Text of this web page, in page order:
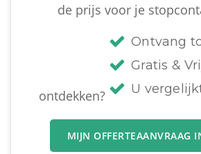
de prijs voor je
ontdekken?
Ontvang
Gratis &
U
MIJN OFFERTEAANVRAAG